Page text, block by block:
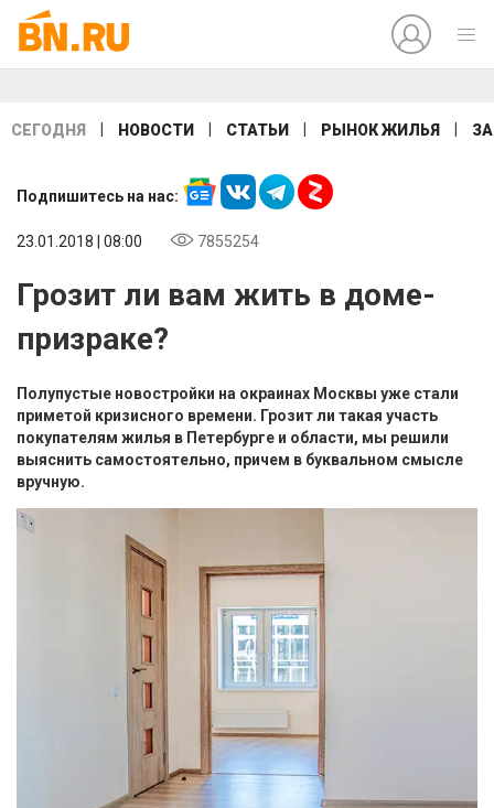
СЕГОДНЯ НОВОСТИ СТАТЬИ РЫНОК ЖИЛЬЯ
Подпишитесь на нас:
23.01.2018 | 08:00 7855254
Грозит ли вам жить в доме-
призраке?
Полупустые новостройки на окраинах Москвы уже стали
приметой кризисного времени. Грозит ли такая участь
покупателям жилья в Петербурге и области, мы решили
выяснить самостоятельно, причем в буквальном смысле
вручную.